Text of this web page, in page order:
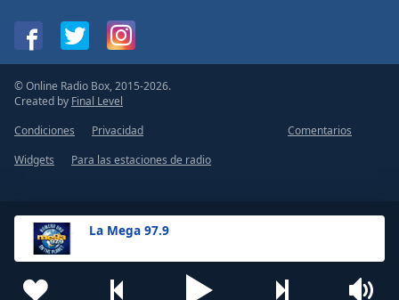
La Mega 97.9
© Online Radio Box, 2015-2026.
Created by Final Level
Condiciones
Privacidad
Comentarios
Widgets
Para las estaciones de radio